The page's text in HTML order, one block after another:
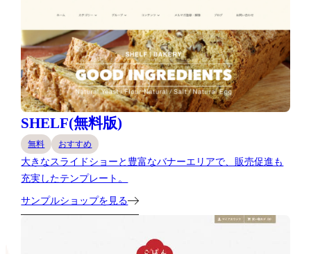
SHELF(無料版)
無料 おすすめ
大きなスライドショーと豊富なバナーエリアで、販売促進も
充実したテンプレート。
サンプルショップを見る